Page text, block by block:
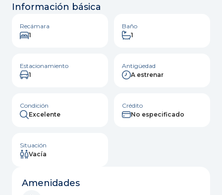
Información básica
Recámara
1
Baño
1
Estacionamiento
1
Antigüedad
A estrenar
Condición
Excelente
Crédito
No especificado
Situación
Vacía
Amenidades